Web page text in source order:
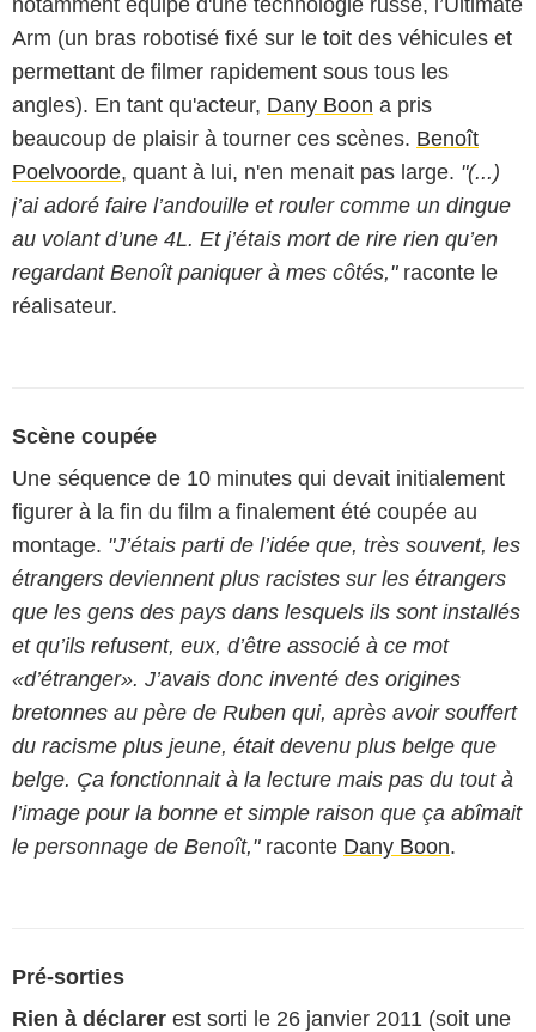
notamment équipé d'une technologie russe, l’Ultimate
Arm (un bras robotisé fixé sur le toit des véhicules et
permettant de filmer rapidement sous tous les
angles). En tant qu'acteur, Dany Boon a pris
beaucoup de plaisir à tourner ces scènes. Benoît
Poelvoorde, quant à lui, n'en menait pas large. "(...)
j’ai adoré faire l’andouille et rouler comme un dingue
au volant d’une 4L. Et j’étais mort de rire rien qu’en
regardant Benoît paniquer à mes côtés,"raconte le
réalisateur.
Scène coupée
Une séquence de 10 minutes qui devait initialement
figurer à la fin du film a finalement été coupée au
montage. "J’étais parti de l’idée que, très souvent, les
étrangers deviennent plus racistes sur les étrangers
que les gens des pays dans lesquels ils sont installés
et qu’ils refusent, eux, d’être associé à ce mot
«d’étranger». J’avais donc inventé des origines
bretonnes au père de Ruben qui, après avoir souffert
du racisme plus jeune, était devenu plus belge que
belge. Ça fonctionnait à la lecture mais pas du tout à
l’image pour la bonne et simple raison que ça abîmait
le personnage de Benoît,"raconte Dany Boon.
Pré-sorties
Rien à déclarer est sorti le 26 janvier 2011 (soit une